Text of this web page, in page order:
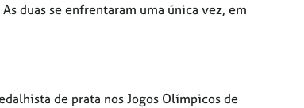
duas se enfrentaram uma única vez, em
de prata nos Jogos Olímpicos de